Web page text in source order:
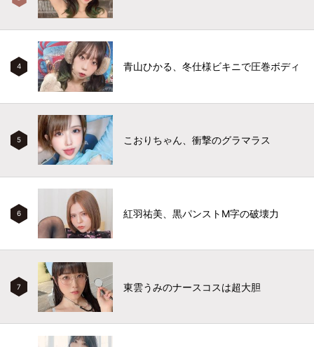
4 青山ひかる、冬仕様ビキニで圧巻ボディ
5 こおりちゃん、衝撃のグラマラス
6 紅羽祐美、黒パンストM字の破壊力
7 東雲うみのナースコスは超大胆